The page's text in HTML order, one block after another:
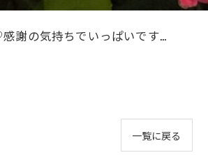
謝の気持ちでいっぱいです…
一覧に戻る